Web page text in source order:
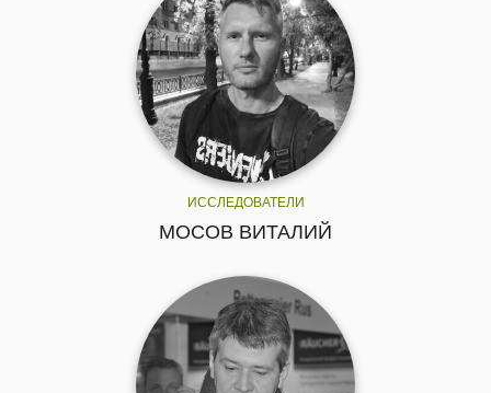
ИССЛЕДОВАТЕЛИ
МОСОВ ВИТАЛИЙ